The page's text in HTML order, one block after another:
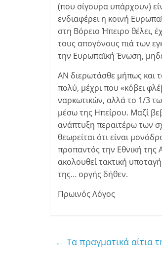
(που σίγουρα υπάρχουν)
ενδιαφέρει η κοινή
στη Βόρειο Ήπειρο θέλει,
τους απογόνους πιά των
την Ευρωπαϊκή Ένωση,
ΑΝ διερωτάσθε μήπως και
πολύ, μέχρι που «κόβει
ναρκωτικών, αλλά το 1/3
μέσω της Ηπείρου. Μαζί
ανάπτυξη περαιτέρω των
θεωρείται ότι είναι
προπαντός την Εθνική της
ακολουθεί τακτική
της… οργής δήθεν.
Πρωινός Λόγος
← Τα πραγματικά αίτια